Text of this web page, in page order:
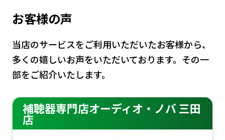
お客様の声
当店のサービスをご利用いただいたお客様から、
多くの嬉しいお声をいただいております。その一
部をご紹介いたします。
補聴器専門店オーディオ・ノバ 三田
店